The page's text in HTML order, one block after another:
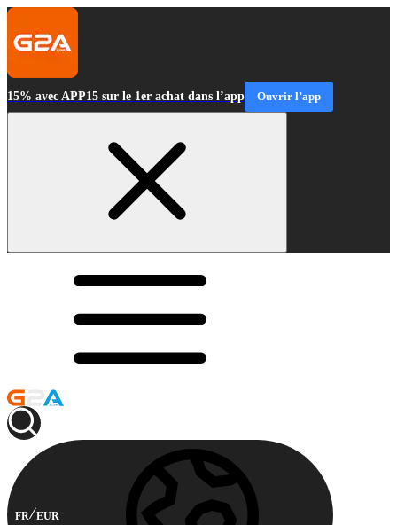
15% avec APP15 sur le 1er achat dans l’app Ouvrir l’app
FR EUR